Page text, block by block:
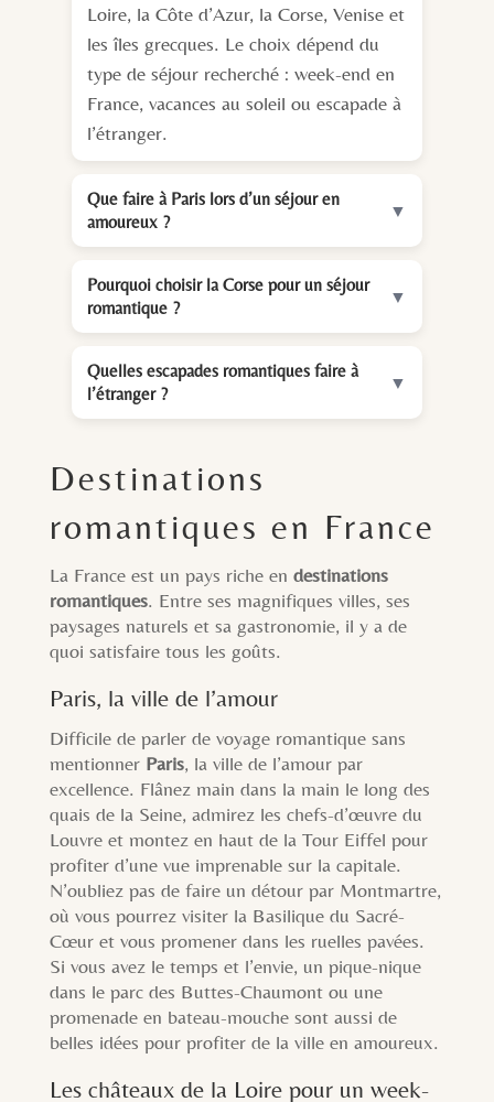
Loire, la Côte d’Azur, la Corse, Venise et
les îles grecques. Le choix dépend du
type de séjour recherché : week-end en
France, vacances au soleil ou escapade à
l’étranger.
Que faire à Paris lors d’un séjour en
amoureux ?
▼
Pourquoi choisir la Corse pour un séjour
romantique ?
▼
Quelles escapades romantiques faire à
l’étranger ?
▼
Destinations
romantiques en France
La France est un pays riche en destinations
romantiques. Entre ses magnifiques villes, ses
paysages naturels et sa gastronomie, il y a de
quoi satisfaire tous les goûts.
Paris, la ville de l’amour
Difficile de parler de voyage romantique sans
mentionner Paris, la ville de l’amour par
excellence. Flânez main dans la main le long des
quais de la Seine, admirez les chefs-d’œuvre du
Louvre et montez en haut de la Tour Eiffel pour
profiter d’une vue imprenable sur la capitale.
N’oubliez pas de faire un détour par Montmartre,
où vous pourrez visiter la Basilique du Sacré-
Cœur et vous promener dans les ruelles pavées.
Si vous avez le temps et l’envie, un pique-nique
dans le parc des Buttes-Chaumont ou une
promenade en bateau-mouche sont aussi de
belles idées pour profiter de la ville en amoureux.
Les châteaux de la Loire pour un week-